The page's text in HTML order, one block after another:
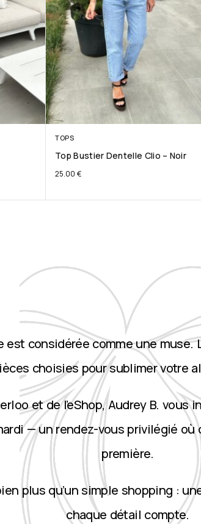
TOPS
Top Bustier Dentelle Clio – Noir
25.00 €
est considérée comme une
choisies pour sublimer votre
et de l’eShop, Audrey B.
— un rendez-vous privilégié
première.
plus qu’un simple shopping :
chaque détail compte.